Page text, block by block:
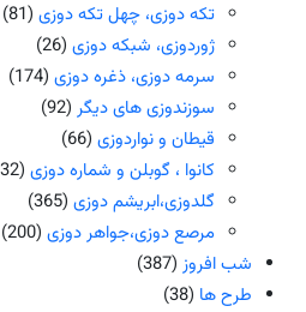
تکه دوزی، چهل تکه دوزی (81)
ژوردوزی، شبکه دوزی (26)
سرمه دوزی، ذغره دوزی (174)
سوزندوزی های دیگر (92)
قیطان و نواردوزی (66)
کانوا ، گوبلن و شماره دوزی (132)
گلدوزی،ابریشم دوزی (365)
مرصع دوزی،جواهر دوزی (200)
شب افروز (387)
طرح ها (38)